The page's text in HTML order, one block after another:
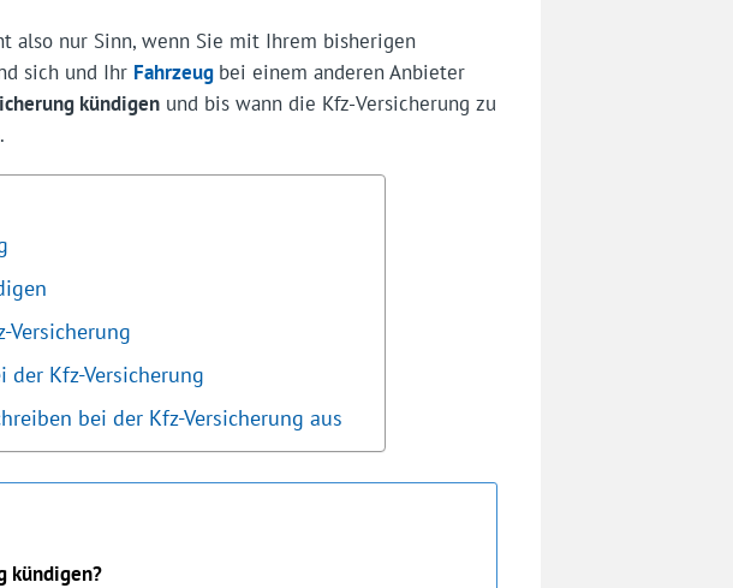
also nur Sinn, wenn Sie mit Ihrem bisherigen
sich und Ihr Fahrzeug bei einem anderen Anbieter
kündigenund bis wann die Kfz-Versicherung zu
Kfz-Versicherung
bei der Kfz-Versicherung aus
kündigen?